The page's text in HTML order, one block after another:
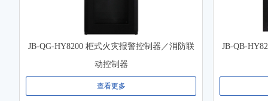
JB-QG-HY8200 柜式火灾报警控制器／消防联
动控制器
查看更多
JB-QB-